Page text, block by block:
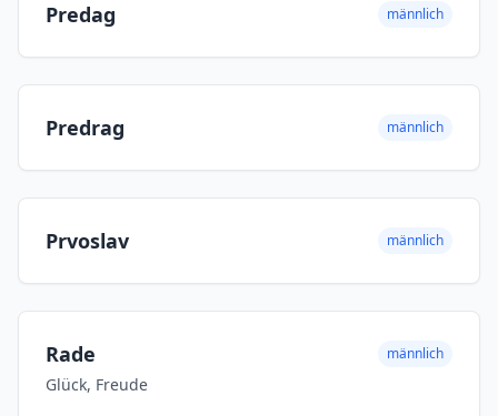
Predag männlich
Predrag männlich
Prvoslav männlich
Rade männlich
Glück, Freude